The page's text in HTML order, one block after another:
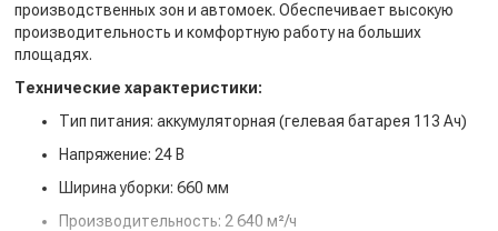
производственных зон и автомоек. Обеспечивает высокую
производительность и комфортную работу на больших
площадях.
Технические характеристики:
Тип питания: аккумуляторная (гелевая батарея 113 Ач)
Напряжение: 24 В
Ширина уборки: 660 мм
Производительность: 2 640 м²/ч